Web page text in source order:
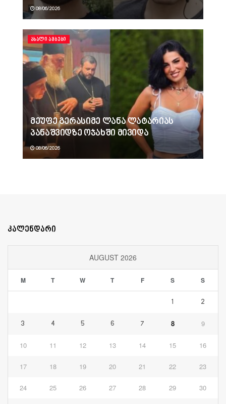
08/06/2026
ᲐᲮᲐᲚᲘ ᲐᲛᲑᲔᲑᲘ
მეუფე გერასიმე ლანა ლატარიას
პანაშვიდზე ოჯახში მივიდა
08/06/2026
კალენდარი
AUGUST 2026
M T W T F S S
1 2
3 4 5 6 7 8 9
10 11 12 13 14 15 16
17 18 19 20 21 22 23
24 25 26 27 28 29 30